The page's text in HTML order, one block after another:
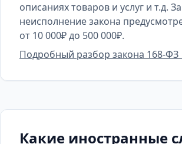
описаниях товаров и услуг и т.д. За
неисполнение закона
от 10 000₽ до 500 000₽.
Подробный разбор закона 168-
Какие иностранные